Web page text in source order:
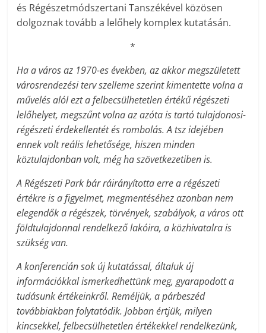
és Régészetmódszertani Tanszékével közösen
dolgoznak tovább a lelőhely komplex kutatásán.
*
Ha a város az 1970-es években, az akkor megszületett
városrendezési terv szelleme szerint kimentette volna a
művelés alól ezt a felbecsülhetetlen értékű régészeti
lelőhelyet, megszűnt volna az azóta is tartó tulajdonosi-
régészeti érdekellentét és rombolás. A tsz idejében
ennek volt reális lehetősége, hiszen minden
köztulajdonban volt, még ha szövetkezetiben is.
A Régészeti Park bár ráirányította erre a régészeti
értékre is a figyelmet, megmentéséhez azonban nem
elegendők a régészek, törvények, szabályok, a város ott
földtulajdonnal rendelkező lakóira, a közhivatalra is
szükség van.
A konferencián sok új kutatással, általuk új
információkkal ismerkedhettünk meg, gyarapodott a
tudásunk értékeinkről. Reméljük, a párbeszéd
továbbiakban folytatódik. Jobban értjük, milyen
kincsekkel, felbecsülhetetlen értékekkel rendelkezünk,